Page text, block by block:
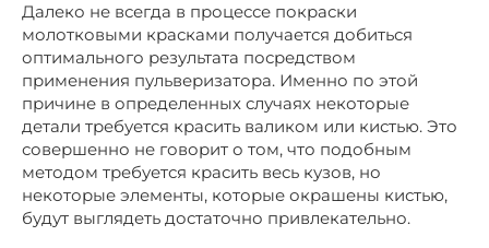
Далеко не всегда в процессе покраски
молотковыми красками получается добиться
оптимального результата посредством
применения пульверизатора. Именно по этой
причине в определенных случаях некоторые
детали требуется красить валиком или кистью. Это
совершенно не говорит о том, что подобным
методом требуется красить весь кузов, но
некоторые элементы, которые окрашены кистью,
будут выглядеть достаточно привлекательно.